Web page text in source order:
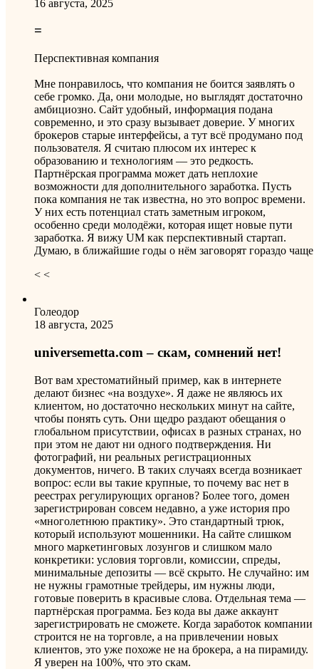
16 августа, 2025
=
Перспективная компания
Мне понравилось, что компания не боится заявлять о
себе громко. Да, они молодые, но выглядят достаточно
амбициозно. Сайт удобный, информация подана
современно, и это сразу вызывает доверие. У многих
брокеров старые интерфейсы, а тут всё продумано под
пользователя. Я считаю плюсом их интерес к
образованию и технологиям — это редкость.
Партнёрская программа может дать неплохие
возможности для дополнительного заработка. Пусть
пока компания не так известна, но это вопрос времени.
У них есть потенциал стать заметным игроком,
особенно среди молодёжи, которая ищет новые пути
заработка. Я вижу UM как перспективный стартап.
Думаю, в ближайшие годы о нём заговорят гораздо чаще
< <
Голеодор
18 августа, 2025
universemetta.com – скам, сомнений нет!
Вот вам хрестоматийный пример, как в интернете
делают бизнес «на воздухе». Я даже не являюсь их
клиентом, но достаточно нескольких минут на сайте,
чтобы понять суть. Они щедро раздают обещания о
глобальном присутствии, офисах в разных странах, но
при этом не дают ни одного подтверждения. Ни
фотографий, ни реальных регистрационных
документов, ничего. В таких случаях всегда возникает
вопрос: если вы такие крупные, то почему вас нет в
реестрах регулирующих органов? Более того, домен
зарегистрирован совсем недавно, а уже история про
«многолетнюю практику». Это стандартный трюк,
который используют мошенники. На сайте слишком
много маркетинговых лозунгов и слишком мало
конкретики: условия торговли, комиссии, спреды,
минимальные депозиты — всё скрыто. Не случайно: им
не нужны грамотные трейдеры, им нужны люди,
готовые поверить в красивые слова. Отдельная тема —
партнёрская программа. Без кода вы даже аккаунт
зарегистрировать не сможете. Когда заработок компании
строится не на торговле, а на привлечении новых
клиентов, это уже похоже не на брокера, а на пирамиду.
Я уверен на 100%, что это скам.